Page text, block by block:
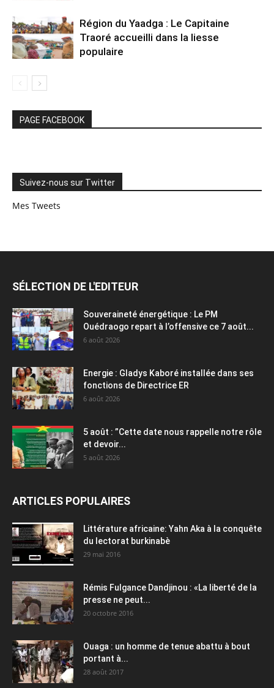
Région du Yaadga : Le Capitaine
Traoré accueilli dans la liesse
populaire
PAGE FACEBOOK
Suivez-nous sur Twitter
Mes Tweets
SÉLECTION DE L'EDITEUR
Souveraineté énergétique : Le PM
Ouédraogo repart à l’offensive ce 7 août...
6 août 2026
Energie : Gladys Kaboré installée dans ses
fonctions de Directrice ER
6 août 2026
5 août : ”Cette date nous rappelle notre rôle
et devoir...
5 août 2026
ARTICLES POPULAIRES
Littérature africaine: Yahn Aka à la conquête
du lectorat burkinabè
29 mai 2016
Rémis Fulgance Dandjinou : «La liberté de la
presse ne peut...
20 octobre 2016
Ouaga : un homme de tenue abattu à bout
portant à...
28 août 2017